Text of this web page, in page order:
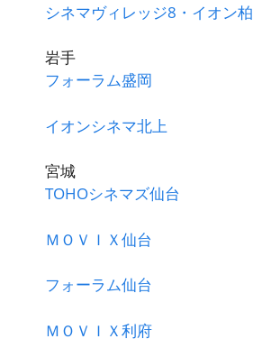
シネマヴィレッジ8・イオン柏
岩手
フォーラム盛岡
イオンシネマ北上
宮城
TOHOシネマズ仙台
ＭＯＶＩＸ仙台
フォーラム仙台
ＭＯＶＩＸ利府